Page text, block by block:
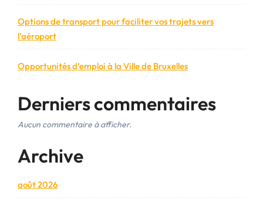
Options de transport pour faciliter vos trajets vers
l’aéroport
Opportunités d’emploi à la Ville de Bruxelles
Derniers commentaires
Aucun commentaire à afficher.
Archive
août 2026